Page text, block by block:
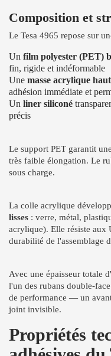
Composition et
Le Tesa 4965 repose sur
Un film polyester (PET)
fin, rigide et indéformable
Une masse acrylique
adhésion immédiate et
Un liner siliconé
précis
Le support PET garantit une
très faible élongation. Le
sous charge.
La colle acrylique
lisses : verre, métal,
acrylique). Elle résiste aux
durabilité de l'assemblage
Avec une épaisseur totale
l'un des rubans double-
de performance — un
joint invisible.
Propriétés